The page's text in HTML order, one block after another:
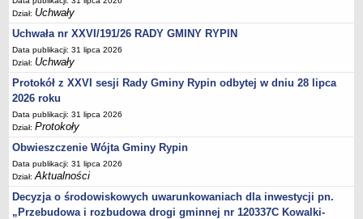
Struktura organizacyjna
Rada gminy
Wójt
Urząd gminy
Jednostki organizacyjne, GOPS, Instytucja kultury, OSP
Jednostki pomocnicze - sołectwa
Plan pracy komisji rewizyjnej
Sesje Rady Gminy Rypin
PRAWO LOKALNE
Statut
Strategia rozwoju
Dział: Uchwały
Uchwała nr XXVI/191/26 RADY GMINY RYPIN
Data publikacji: 31 lipca 2026
Dział: Uchwały
Protokół z XXVI sesji Rady Gminy Rypin odbytej w dniu 28 lipca
2026 roku
Data publikacji: 31 lipca 2026
Dział:Protokoły
Obwieszczenie Wójta Gminy Rypin
Data publikacji: 31 lipca 2026
Dział:Aktualności
Decyzja o środowiskowych uwarunkowaniach dla inwestycji pn.
„Przebudowa i rozbudowa drogi gminnej nr 120337C Kowalki-